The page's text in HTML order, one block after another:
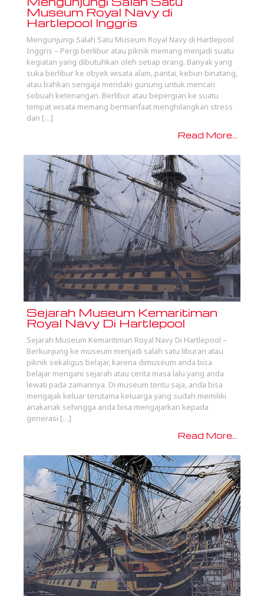
Museum Royal Navy di
Hartlepool Inggris
Mengunjungi Salah Satu Museum Royal Navy di Hartlepool
Inggris – Pergi berlibur atau piknik memang menjadi suatu
kegiatan yang dibutuhkan oleh setiap orang. Banyak yang
suka berlibur ke obyek wisata alam, pantai, kebun binatang,
atau bahkan sengaja mendaki gunung untuk mencari
sebuah ketenangan. Berlibur atau bepergian ke suatu
tempat wisata memang bermanfaat menghilangkan stress
dan […]
Read More...
Sejarah Museum Kemaritiman
Royal Navy Di Hartlepool
Sejarah Museum Kemaritiman Royal Navy Di Hartlepool –
Berkunjung ke museum menjadi salah satu liburan atau
piknik sekaligus belajar, karena dimuseum anda bisa
belajar mengani sejarah atau cerita masa lalu yang anda
lewati pada zamannya. Di museum tentu saja, anda bisa
mengajak keluar terutama keluarga yang sudah memiliki
anakanak sehingga anda bisa mengajarkan kepada
generasi […]
Read More...